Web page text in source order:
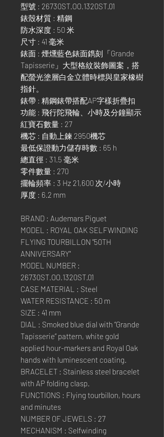
型號 : 26730ST.OO.1320ST.01
錶殼材質 : 精鋼
防水深度 : 50 米
尺寸 : 41 毫米
錶面 : 煙燻藍色錶面鐫刻「Grande
Tapisserie」大型格紋裝飾圖案，搭
配螢光塗層白金立體時標與皇家橡樹
指針。
錶帶 : 精鋼錶帶搭配AP字樣折疊扣
功能 : 飛行陀飛輪、小時及分鐘顯示
紅寶石數量 : 27
機芯 : 自動上鍊 2950機芯
最低保證動力儲存時數 : 65 h
總直徑 : 31.5 毫米
零件數量 : 270
擺輪頻率 : 3 Hz 21,600 次/小時
厚度 : 6.2 mm
BRAND : Audemars Piguet
MODEL : ROYAL OAK SELFWINDING
FLYING TOURBILLON "50TH
ANNIVERSARY"
MODEL NUMBER :
26730ST.OO.1320ST.01
CASE MATERIAL : Steel
WATER RESISTANCE : 50 m
SIZE : 41 mm
DIAL : Smoked blue dial with “Grande
Tapisserie” pattern, white gold
applied hour-markers and Royal Oak
hands with luminescent coating.
BRACELET : Stainless steel bracelet
with AP folding clasp.
FUNCTIONS : Flying tourbillon, hours
and minutes
NUMBER OF JEWELS : 27
MECHANISM : Selfwinding